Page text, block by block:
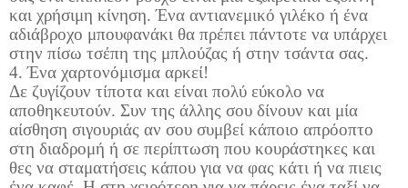
και χρήσιμη κίνηση. Ένα αντιανεμικό γιλέκο ή ένα
αδιάβροχο μπουφανάκι θα πρέπει πάντοτε να υπάρχει
στην πίσω τσέπη της μπλούζας ή στην τσάντα σας.
4. Ένα χαρτονόμισμα αρκεί!
Δε ζυγίζουν τίποτα και είναι πολύ εύκολο να
αποθηκευτούν. Συν της άλλης σου δίνουν και μία
αίσθηση σιγουριάς αν σου συμβεί κάποιο απρόοπτο
στη διαδρομή ή σε περίπτωση που κουράστηκες και
θες να σταματήσεις κάπου για να φας κάτι ή να πιεις